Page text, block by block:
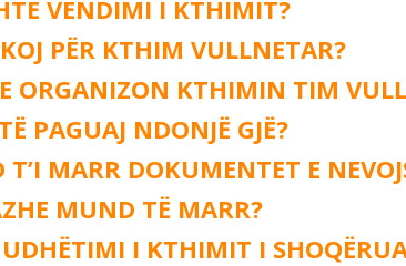
VENDIMI I KTHIMIT?
PËR KTHIM VULLNETAR?
ORGANIZON KTHIMIN TIM
PAGUAJ NDONJË GJË?
MARR DOKUMENTET E
MUND TË MARR?
UDHËTIMI I KTHIMIT I